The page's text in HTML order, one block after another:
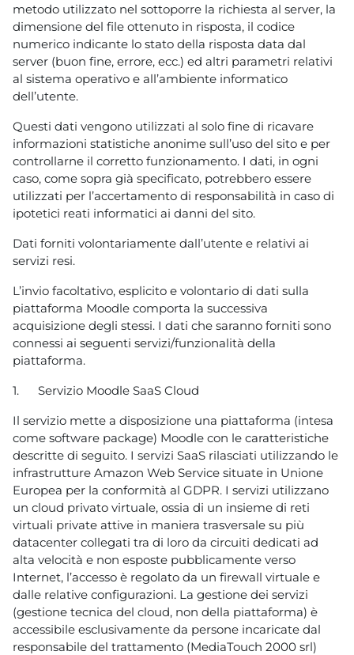
metodo utilizzato nel sottoporre la richiesta al server, la
dimensione del file ottenuto in risposta, il codice
numerico indicante lo stato della risposta data dal
server (buon fine, errore, ecc.) ed altri parametri relativi
al sistema operativo e all’ambiente informatico
dell’utente.
Questi dati vengono utilizzati al solo fine di ricavare
informazioni statistiche anonime sull’uso del sito e per
controllarne il corretto funzionamento. I dati, in ogni
caso, come sopra già specificato, potrebbero essere
utilizzati per l’accertamento di responsabilità in caso di
ipotetici reati informatici ai danni del sito.
Dati forniti volontariamente dall’utente e relativi ai
servizi resi.
L’invio facoltativo, esplicito e volontario di dati sulla
piattaforma Moodle comporta la successiva
acquisizione degli stessi. I dati che saranno forniti sono
connessi ai seguenti servizi/funzionalità della
piattaforma.
1.
Servizio Moodle SaaS Cloud
Il servizio mette a disposizione una piattaforma (intesa
come software package) Moodle con le caratteristiche
descritte di seguito. I servizi SaaS rilasciati utilizzando le
infrastrutture Amazon Web Service situate in Unione
Europea per la conformità al GDPR. I servizi utilizzano
un cloud privato virtuale, ossia di un insieme di reti
virtuali private attive in maniera trasversale su più
datacenter collegati tra di loro da circuiti dedicati ad
alta velocità e non esposte pubblicamente verso
Internet, l’accesso è regolato da un firewall virtuale e
dalle relative configurazioni. La gestione dei servizi
(gestione tecnica del cloud, non della piattaforma) è
accessibile esclusivamente da persone incaricate dal
responsabile del trattamento (MediaTouch 2000 srl)